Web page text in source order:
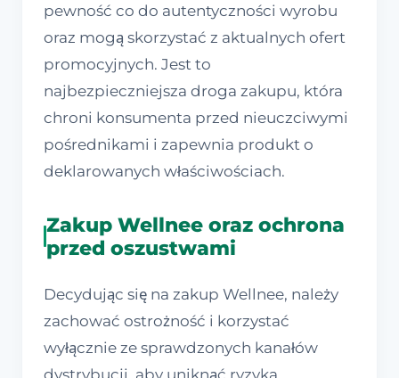
pewność co do autentyczności wyrobu
oraz mogą skorzystać z aktualnych ofert
promocyjnych. Jest to
najbezpieczniejsza droga zakupu, która
chroni konsumenta przed nieuczciwymi
pośrednikami i zapewnia produkt o
deklarowanych właściwościach.
Zakup Wellnee oraz ochrona
przed oszustwami
Decydując się na zakup Wellnee, należy
zachować ostrożność i korzystać
wyłącznie ze sprawdzonych kanałów
dystrybucji, aby uniknąć ryzyka